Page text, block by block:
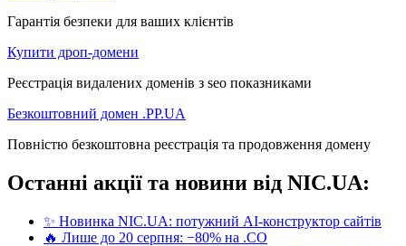
Гарантія безпеки для ваших клієнтів
Купити дроп-домени
Реєстрація видалених доменів з seo показниками
Безкоштовний домен .PP.UA
Повністю безкоштовна реєстрація та продовження домену
Останні акції та новини від NIC.UA:
✨ Новинка NIC.UA: потужний AI-конструктор сайтів
🔥 Лише до 20 серпня: −80% на .CO